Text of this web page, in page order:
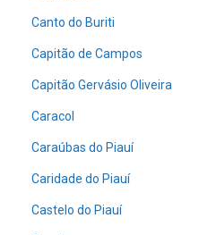
Canto do Buriti
Capitão de Campos
Capitão Gervásio Oliveira
Caracol
Caraúbas do Piauí
Caridade do Piauí
Castelo do Piauí